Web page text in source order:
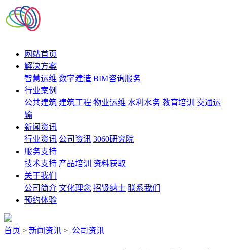
网站首页
解决方案
智慧运维 数字建造 BIM咨询服务
行业案例
公共建筑 建筑工程 物业运维 水利水务 教育培训
交通运
输
新闻资讯
行业资讯 公司资讯 3060研究院
服务支持
技术支持 产品培训
资料获取
关于我们
公司简介 文化理念 招贤纳士 联系我们
预约体验
首页 > 新闻资讯 > 公司资讯